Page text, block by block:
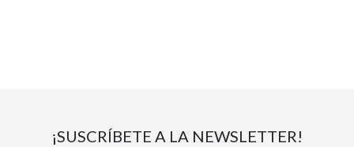
¡SUSCRÍBETE A LA NEWSLETTER!